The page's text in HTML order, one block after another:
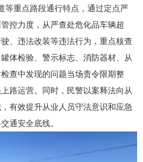
等重点路段通行特点，通过定点严
控力度，从严查处危化品车辆超
、违法改装等违法行为，重点核查
体检验、警示标志、消防器材、从
查中发现的问题当场责令限期整
路运营。同时，民警以案释法向从
有效提升从业人员守法意识和应急
通安全底线。